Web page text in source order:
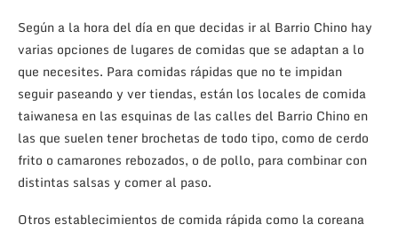
Según a la hora del día en que decidas ir al Barrio Chino hay
varias opciones de lugares de comidas que se adaptan a lo
que necesites. Para comidas rápidas que no te impidan
seguir paseando y ver tiendas, están los locales de comida
taiwanesa en las esquinas de las calles del Barrio Chino en
las que suelen tener brochetas de todo tipo, como de cerdo
frito o camarones rebozados, o de pollo, para combinar con
distintas salsas y comer al paso.
Otros establecimientos de comida rápida como la coreana